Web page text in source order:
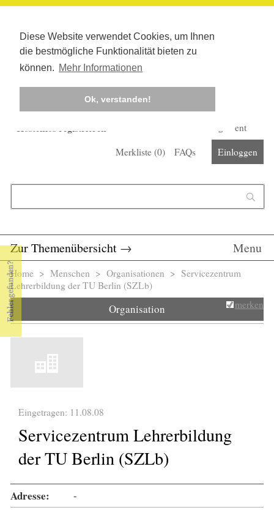
Diese Website verwendet Cookies, um Ihnen
die bestmögliche Funktionalität bieten zu
können. Mehr Informationen
Ok, verstanden!
Kostenlos registrieren
Corona-Management
Merkliste (0) FAQs Einloggen
Zur Themenübersicht → Menu
Sie sind hier
Home > Menschen > Organisationen > Servicezentrum
Lehrerbildung der TU Berlin (SZLb)
Organisation merken
Eingetragen: 11.08.08
Servicezentrum Lehrerbildung
der TU Berlin (SZLb)
Adresse: -